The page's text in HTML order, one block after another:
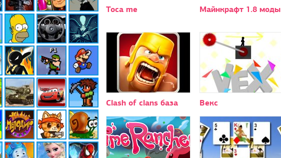
Toca me Майнкрафт 1.8 моды
Clash of clans база Векс